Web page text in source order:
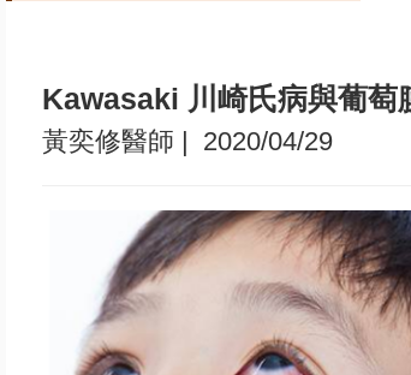
Kawasaki 川崎氏病與葡萄
黃奕修醫師 | 2020/04/29